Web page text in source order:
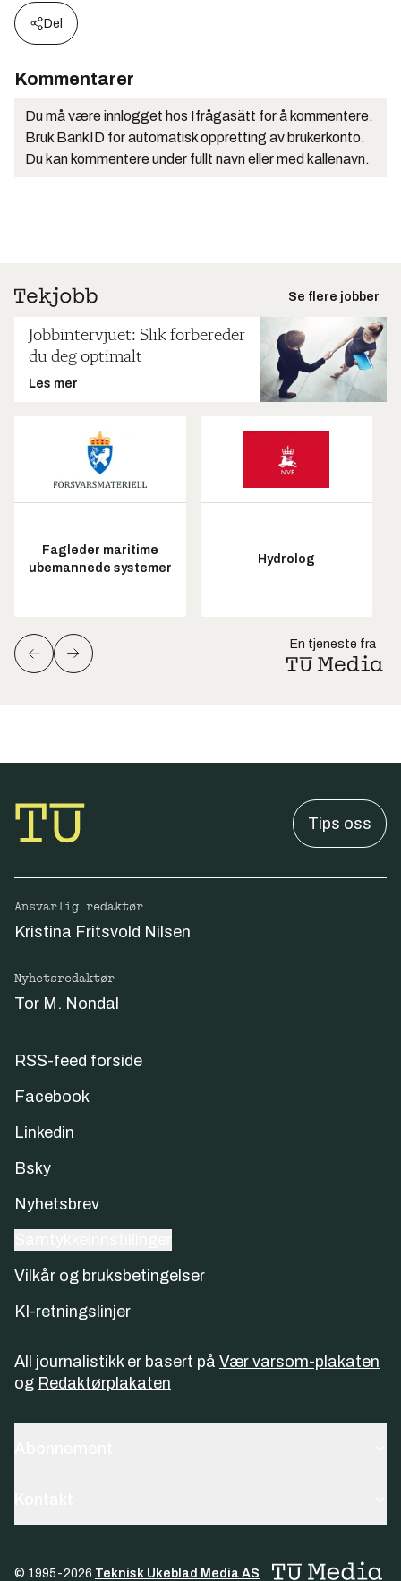
Del
Kommentarer
Du må være innlogget hos Ifrågasätt for å kommentere.
Bruk BankID for automatisk oppretting av brukerkonto.
Du kan kommentere under fullt navn eller med kallenavn.
Se flere jobber
Jobbintervjuet: Slik forbereder
du deg optimalt
Les mer
Fagleder maritime
ubemannede systemer
Hydrolog
En tjeneste fra
Tips oss
Ansvarlig redaktør
Kristina Fritsvold Nilsen
Nyhetsredaktør
Tor M. Nondal
RSS-feed forside
Facebook
Linkedin
Bsky
Nyhetsbrev
Vilkår og bruksbetingelser
KI-retningslinjer
All journalistikk er basert på Vær varsom-plakaten
og Redaktørplakaten
© 1995-2026 Teknisk Ukeblad Media AS